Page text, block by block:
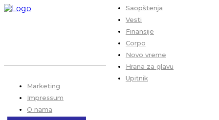
Saopštenja
Vesti
Finansije
Corpo
Novo vreme
Hrana za glavu
Upitnik
Marketing
Impressum
O nama